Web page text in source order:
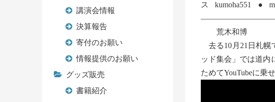
ス
荒木和博
去る10月21日札幌
ッド集会」では道内
ためてYouTubeに乗
講演会情報
決算報告
寄付のお願い
情報提供のお願い
グッズ販売
書籍紹介